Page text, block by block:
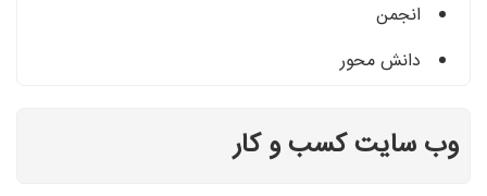
انجمن
دانش محور
وب سایت کسب و کار